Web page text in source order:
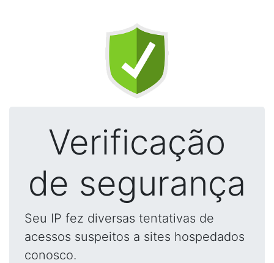
Verificação
de segurança
Seu IP fez diversas tentativas de
acessos suspeitos a sites hospedados
conosco.